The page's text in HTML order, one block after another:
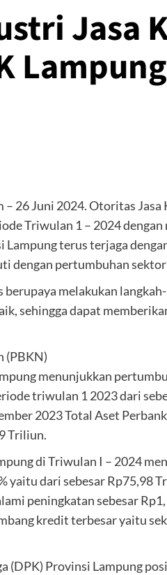
Jasa
26 Juni 2024. Otoritas
Triwulan 1 – 2024
Lampung terus terjaga
dengan pertumbuhan
melakukan
sehingga dapat
(PBKN)
menunjukkan
triwulan 1 2023 dari
2023 Total Aset
Triliun.
di Triwulan I – 2024
yaitu dari sebesar Rp75,98
peningkatan sebesar
kredit terbesar yaitu
(DPK) Provinsi Lampung